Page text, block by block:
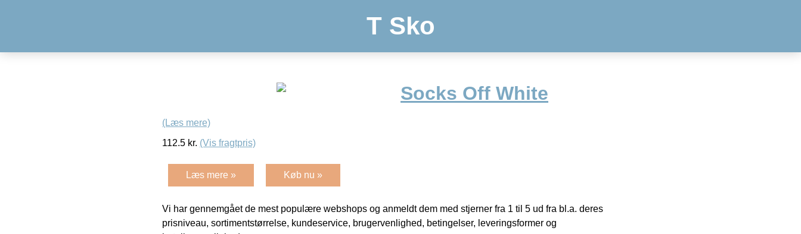
T Sko
Socks Off White
(Læs mere)
112.5 kr. (Vis fragtpris)
Læs mere » Køb nu »
Vi har gennemgået de mest populære webshops og anmeldt dem med stjerner fra 1 til 5 ud fra bl.a. deres
prisniveau, sortimentstørrelse, kundeservice, brugervenlighed, betingelser, leveringsformer og